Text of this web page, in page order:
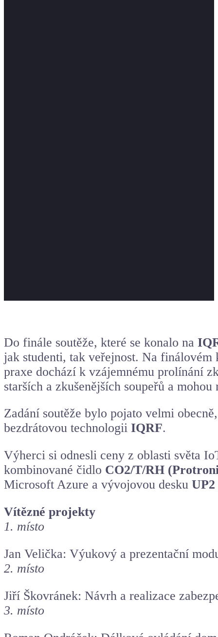
Do finále soutěže, které se konalo na
jak studenti, tak veřejnost. Na
praxe dochází k vzájemnému prolínání
starších a zkušenějších soupeřů a
Zadání soutěže bylo pojato velmi
bezdrátovou technologii IQRF.
Výherci si odnesli ceny z oblasti světa
kombinované čidlo CO2/T/RH
Microsoft Azure a vývojovou desku
Vítězné projekty
1. místo
Jan Velička: Výukový a prezentační
2. místo
Jiří Škovránek: Návrh a realizace
3. místo